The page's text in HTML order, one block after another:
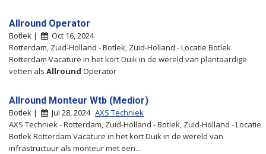
Allround Operator
Botlek |
Oct 16, 2024
Rotterdam, Zuid-Holland - Botlek, Zuid-Holland - Locatie Botlek
Rotterdam Vacature in het kort Duik in de wereld van plantaardige
vetten als Allround Operator
Allround Monteur Wtb (Medior)
Botlek | Jul 28, 2024 AXS Techniek
AXS Techniek - Rotterdam, Zuid-Holland - Botlek, Zuid-Holland - Locatie
Botlek Rotterdam Vacature in het kort Duik in de wereld van
infrastructuur als monteur met een...